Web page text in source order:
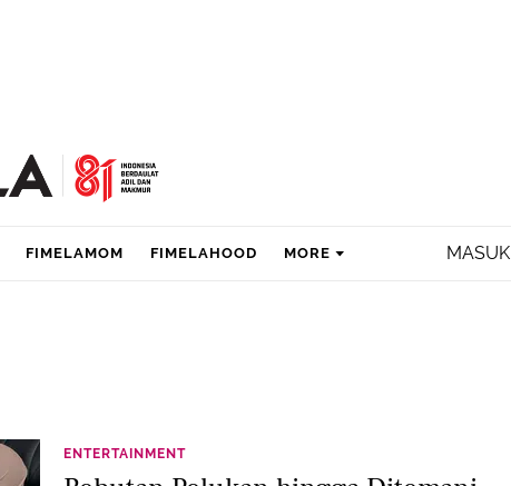
MASUK
FIMELAMOM FIMELAHOOD MORE
ENTERTAINMENT